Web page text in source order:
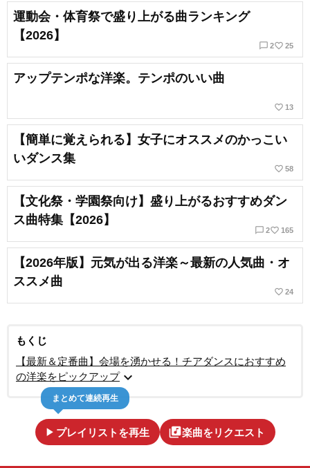
運動会・体育祭で盛り上がる曲ランキング
【2026】
chat_bubble_outline 2favorite_border 25
アップテンポな洋楽。テンポのいい曲
favorite_border 13
【簡単に覚えられる】女子にオススメのかっこい
いダンス集
favorite_border 58
【文化祭・学園祭向け】盛り上がるおすすめダン
ス曲特集【2026】
chat_bubble_outline 2favorite_border 165
【2026年版】元気が出る洋楽～最新の人気曲・オ
ススメ曲
favorite_border 24
もくじ
【最新＆定番曲】会場を湧かせる！チアダンスにおすすめ
の洋楽をピックアップexpand_more
play_arrow プレイリストを再生
まとめて連続再生
library_music楽曲をリクエスト